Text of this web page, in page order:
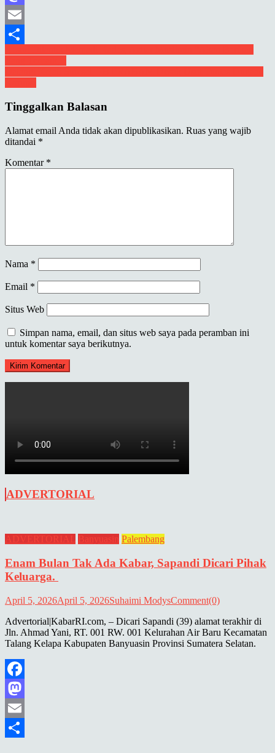
Mastodon
Email
Share
Navigasi
pos
Tinggalkan Balasan
Alamat email Anda tidak akan dipublikasikan. Ruas yang wajib
ditandai *
Komentar *
Nama *
Email *
Situs Web
Simpan nama, email, dan situs web saya pada peramban ini
untuk komentar saya berikutnya.
ADVERTORIAL
ADVERTORIAL Banyuasin Palembang
Enam Bulan Tak Ada Kabar, Sapandi Dicari Pihak
Keluarga.
April 5, 2026April 5, 2026Suhaimi ModysComment(0)
Advertorial|KabarRI.com, – Dicari Sapandi (39) alamat terakhir di
Jln. Ahmad Yani, RT. 001 RW. 001 Kelurahan Air Baru Kecamatan
Talang Kelapa Kabupaten Banyuasin Provinsi Sumatera Selatan.
Facebook
Mastodon
Email